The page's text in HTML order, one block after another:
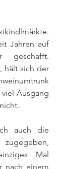
Jahren auf
geschafft.
hält sich der
Ausgang
auch die
Mal
nach einem